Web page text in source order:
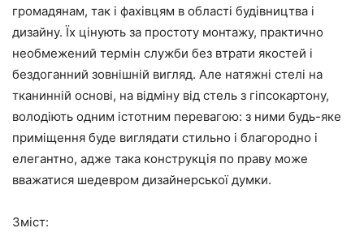
громадянам, так і фахівцям в області будівництва і
дизайну. Їх цінують за простоту монтажу, практично
необмежений термін служби без втрати якостей і
бездоганний зовнішній вигляд. Але натяжні стелі на
тканинній основі, на відміну від стель з гіпсокартону,
володіють одним істотним перевагою: з ними будь-яке
приміщення буде виглядати стильно і благородно і
елегантно, адже така конструкція по праву може
вважатися шедевром дизайнерської думки.
Зміст: